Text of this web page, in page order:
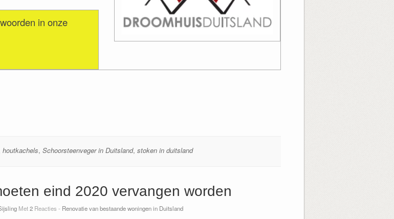
in onze
houtkachels, Schoorsteenveger in Duitsland, stoken in duitsland
eind 2020 vervangen worden
Met2Reacties - Renovatie van bestaande woningen in Duitsland